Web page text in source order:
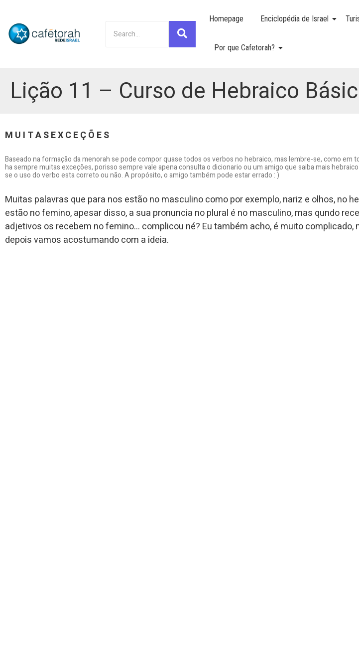
Homepage Enciclopédia de Israel
Por que Cafetorah?
Lição 11 – Curso de Hebraico
M U I T A S E X C E Ç Õ E S
Baseado na formação da menorah se pode compor quase todos os verbos no hebraico, mas lembre-se, como em
ha sempre muitas exceções, porisso sempre vale apena consulta o dicionario ou um amigo que saiba mais
se o uso do verbo esta correto ou não. A propósito, o amigo também pode estar errado : )
Muitas palavras que para nos estão no masculino como por exemplo, nariz e olhos, no
estão no femino, apesar disso, a sua pronuncia no plural é no masculino, mas qundo
adjetivos os recebem no femino… complicou né? Eu também acho, é muito complicado,
depois vamos acostumando com a ideia.